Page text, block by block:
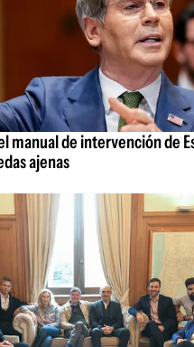
manual de intervención de
ajenas